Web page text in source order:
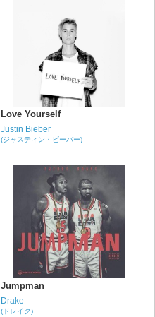
Love Yourself
Justin Bieber
(ジャスティン・ビーバー)
Jumpman
Drake
(ドレイク)